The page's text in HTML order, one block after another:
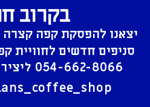
בקרוב
יצאנו להפסקת קפה קצרה
סניפים חדשים לחוויית
054-662-8066